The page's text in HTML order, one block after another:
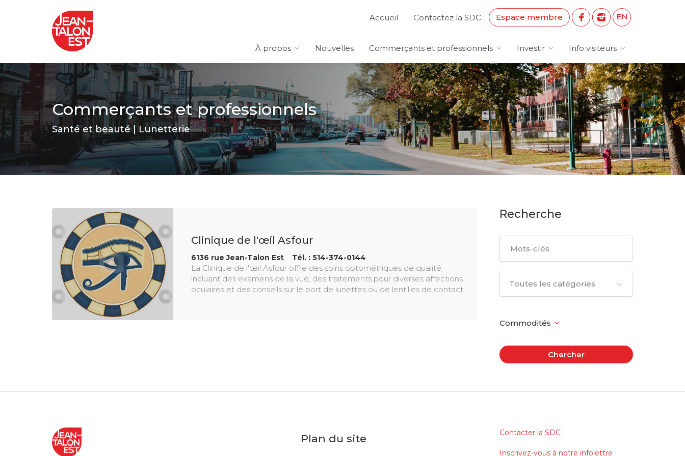
Espace membre EN
Accueil Contactez la SDC
À propos Nouvelles Commerçants et professionnels Investir Info visiteurs
Commerçants et professionnels
Santé et beauté | Lunetterie
Clinique de l'œil Asfour
6136 rue Jean-Talon Est Tél. : 514-374-0144
La Clinique de l'œil Asfour offre des soins optométriques de qualité,
incluant des examens de la vue, des traitements pour diverses affections
oculaires et des conseils sur le port de lunettes ou de lentilles de contact.
Recherche
Toutes les catégories
Chercher
Plan du site Contacter la SDC
Inscrivez-vous à notre infolettre